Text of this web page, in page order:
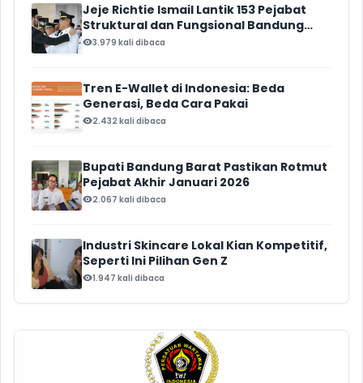
Jeje Richtie Ismail Lantik 153 Pejabat
Struktural dan Fungsional Bandung
Barat
3.979 kali dibaca
Tren E-Wallet di Indonesia: Beda
Generasi, Beda Cara Pakai
2.432 kali dibaca
Bupati Bandung Barat Pastikan Rotmut
Pejabat Akhir Januari 2026
2.067 kali dibaca
Industri Skincare Lokal Kian Kompetitif,
Seperti Ini Pilihan Gen Z
1.947 kali dibaca